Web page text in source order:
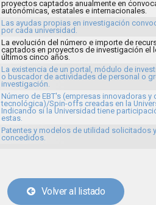
proyectos captados anualmente en
autonómicas, estatales e internacionales.
Las ayudas propias en investigación
por cada universidad.
La evolución del número e importe de
captados en proyectos de investigación el
últimos cinco años.
La existencia de un portal, módulo de
o buscador de actividades de personal o
investigación.
Número de EBT's (empresas innovadoras y
tecnológica)/Spin-offs creadas en la
Indicando si la Universidad tiene
estas.
Patentes y modelos de utilidad solicitados
concedidos.
Volver al listado